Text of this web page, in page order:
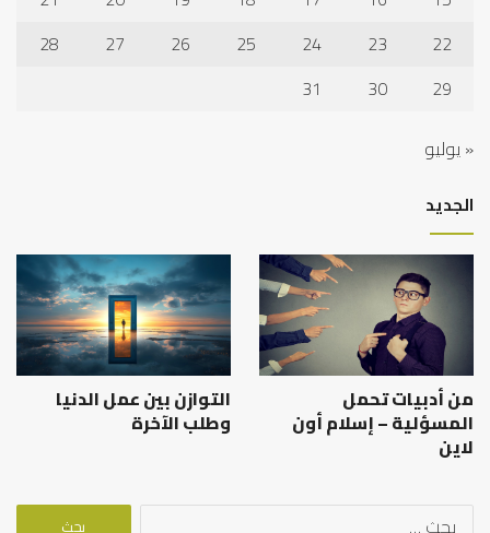
22
23
24
25
26
27
28
29
30
31
« يوليو
الجديد
من أدبيات تحمل
المسؤلية – إسلام أون
لاين
التوازن بين عمل الدنيا
وطلب الآخرة
البحث